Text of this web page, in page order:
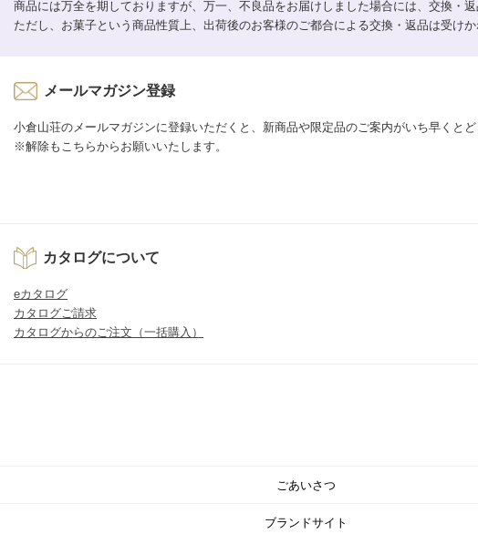
商品には万全を期しておりますが、万一、不良品をお届けしました場合には、交換・
ただし、お菓子という商品性質上、出荷後のお客様のご都合による交換・返品は受けか
メールマガジン登録
小倉山荘のメールマガジンに登録いただくと、新商品や限定品のご案内がいち早くと
※解除もこちらからお願いいたします。
カタログについて
eカタログ
カタログご請求
カタログからのご注文（一括購入）
ごあいさつ
ブランドサイト